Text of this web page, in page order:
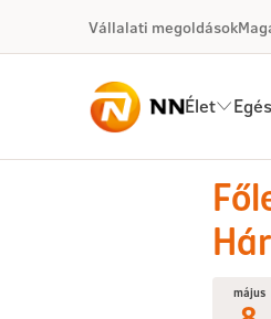
Ugrás a fő tartalomhoz
Vállalati megoldások
Élet
2026-05-08
május